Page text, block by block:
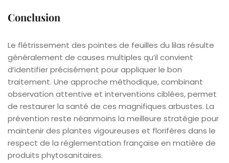
Conclusion
Le flétrissement des pointes de feuilles du lilas résulte
généralement de causes multiples qu’il convient
d’identifier précisément pour appliquer le bon
traitement. Une approche méthodique, combinant
observation attentive et interventions ciblées, permet
de restaurer la santé de ces magnifiques arbustes. La
prévention reste néanmoins la meilleure stratégie pour
maintenir des plantes vigoureuses et florifères dans le
respect de la réglementation française en matière de
produits phytosanitaires.